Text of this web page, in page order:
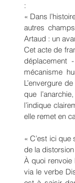
:
« Dans
autres
Artaud : un
Cet acte de
déplacement
mécanisme
L’envergure
que
l’indique
elle remet en
« C’est ici
de la
À quoi renvoie
via le verbe